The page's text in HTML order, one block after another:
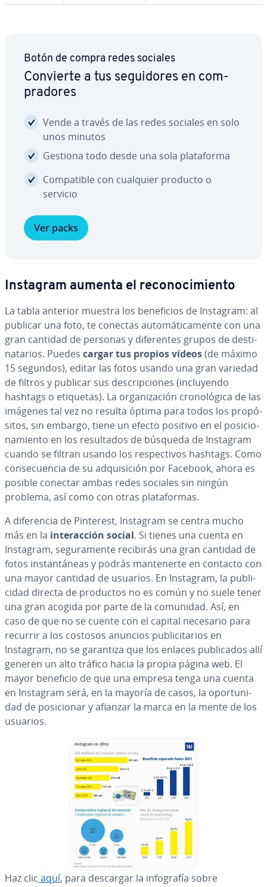
Botón de compra redes sociales
Convierte a tus se­gui­do­res en co­m­
pra­do­res
Vende a través de las redes sociales en solo
unos minutos
Gestiona todo desde una sola pla­ta­fo­r­ma
Co­m­pa­ti­ble con cualquier producto o
servicio
Ver packs
Instagram aumenta el re­co­no­ci­mie­n­to
La tabla anterior muestra los be­ne­fi­cios de Instagram: al
publicar una foto, te conectas au­to­má­ti­ca­me­n­te con una
gran cantidad de personas y di­fe­re­n­tes grupos de de­s­ti­
na­ta­rios. Puedes cargar tus propios vídeos(de máximo
15 segundos), editar las fotos usando una gran variedad
de filtros y publicar sus de­s­cri­p­cio­nes (in­clu­ye­n­do
hashtags o etiquetas). La or­ga­ni­za­ción cro­no­ló­gi­ca de las
imágenes tal vez no resulta óptima para todos los pro­pó­
si­tos, sin embargo, tiene un efecto positivo en el po­si­cio­
na­mie­n­to en los re­su­l­ta­dos de búsqueda de Instagram
cuando se filtran usando los re­s­pe­c­ti­vos hashtags. Como
co­n­se­cue­n­cia de su ad­qui­si­ción por Facebook, ahora es
posible conectar ambas redes sociales sin ningún
problema, así como con otras pla­ta­fo­r­mas.
A di­fe­re­n­cia de Pinterest, Instagram se centra mucho
más en la in­ter­ac­ción social. Si tienes una cuenta en
Instagram, se­gu­ra­me­n­te recibirás una gran cantidad de
fotos in­s­ta­n­tá­neas y podrás ma­n­te­ne­r­te en contacto con
una mayor cantidad de usuarios. En Instagram, la pu­bli­
ci­dad directa de productos no es común y no suele tener
una gran acogida por parte de la comunidad. Así, en
caso de que no se cuente con el capital necesario para
recurrir a los costosos anuncios pu­bli­ci­ta­rios en
Instagram, no se garantiza que los enlaces pu­bli­ca­dos allí
generen un alto tráfico hacia la propia página web. El
mayor beneficio de que una empresa tenga una cuenta
en Instagram será, en la mayoría de casos, la opo­r­tu­ni­
dad de po­si­cio­nar y afianzar la marca en la mente de los
usuarios.
Haz clic aquí, para descargar la in­fo­gra­fía sobre